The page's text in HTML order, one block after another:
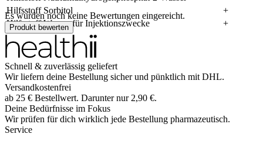
Hilfsstoff Sorbitol
+
Hilfsstoff Wasser für Injektionszwecke
+
Es wurden noch keine Bewertungen eingereicht.
Produkt bewerten
Schnell & zuverlässig geliefert
Wir liefern deine Bestellung sicher und pünktlich mitDHL.
Versandkostenfrei
ab 25 € Bestellwert. Darunter nur2,90 €.
Deine Bedürfnisse im Fokus
Wir prüfen für dich wirklich jede Bestellung pharmazeutisch.
Service